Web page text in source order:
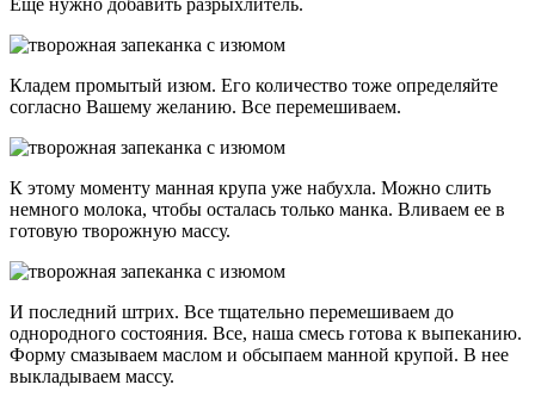
Кладем промытый изюм. Его количество тоже определяйте
согласно Вашему желанию. Все перемешиваем.
К этому моменту манная крупа уже набухла. Можно слить
немного молока, чтобы осталась только манка. Вливаем ее в
готовую творожную массу.
И последний штрих. Все тщательно перемешиваем до
однородного состояния. Все, наша смесь готова к выпеканию.
Форму смазываем маслом и обсыпаем манной крупой. В нее
выкладываем массу.